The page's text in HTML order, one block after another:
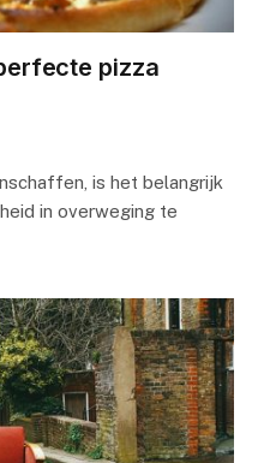
pizza
is het belangrijk
in overweging te